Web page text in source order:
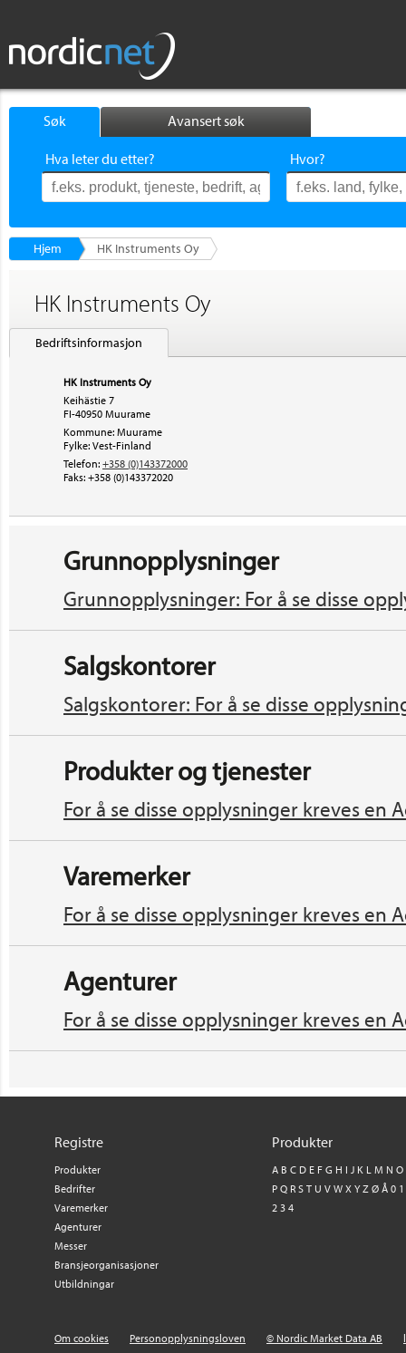
Søk Avansert søk
Hva leter du etter? Hvor?
Hjem HK Instruments Oy
HK Instruments Oy
Bedriftsinformasjon
HK Instruments Oy
Keihästie 7
FI-40950 Muurame
Kommune: Muurame
Fylke: Vest-Finland
Telefon: +358 (0)143372000
Faks: +358 (0)143372020
Grunnopplysninger
Grunnopplysninger: For å se disse
Salgskontorer
Salgskontorer: For å se disse
Produkter og tjenester
For å se disse opplysninger kreves en
Varemerker
For å se disse opplysninger kreves en
Agenturer
For å se disse opplysninger kreves en
Registre
Produkter
Bedrifter
Varemerker
Agenturer
Messer
Bransjeorganisasjoner
Utbildningar
Produkter
A B C D E F G H I J K L M N O
P Q R S T U V W X Y Z Ø Å 0 1
2 3 4
Om cookies Personopplysningsloven © Nordic Market Data AB